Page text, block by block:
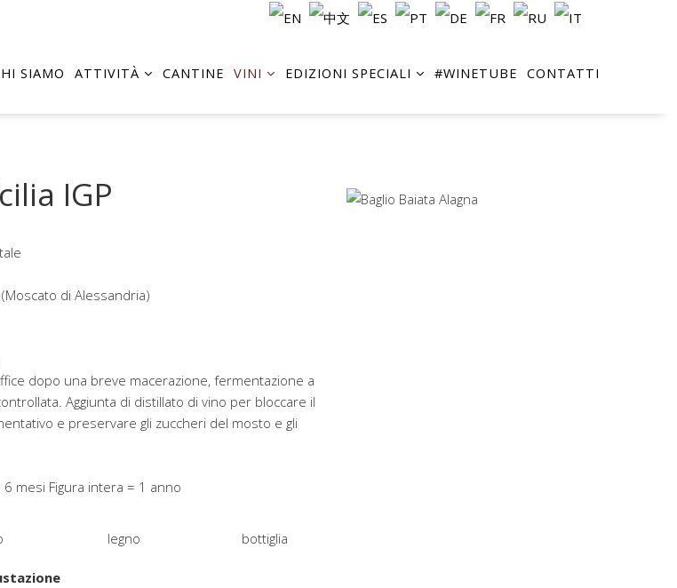
SIAMO ATTIVITÀ CANTINE VINI EDIZIONI SPECIALI #WINETUBE CONTATTI
IGP
di Alessandria)
dopo una breve macerazione, fermentazione a
Aggiunta di distillato di vino per bloccare il
e preservare gli zuccheri del mosto e gli
6 mesi Figura intera = 1 anno
legno bottiglia